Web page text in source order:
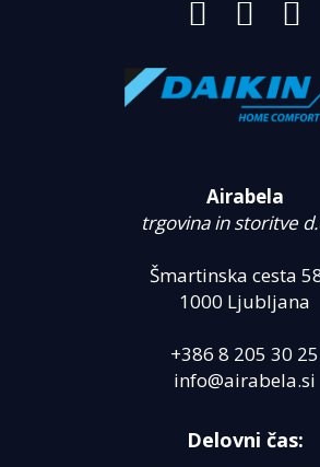
Airabela
trgovina in storitve
Šmartinska cesta
1000 Ljubljana
+386 8 205 30 25
info@airabela.si
Delovni čas: